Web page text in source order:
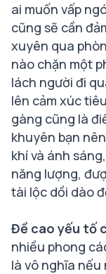
ai muốn vấp
cũng sẽ cần
xuyên qua
nào chặn một
lách người đi
lên cảm xúc
gàng cũng là
khuyên bạn
khí và ánh
năng lượng,
tài lộc dồi dào
Đề cao yếu tố
nhiều phong
là vô nghĩa